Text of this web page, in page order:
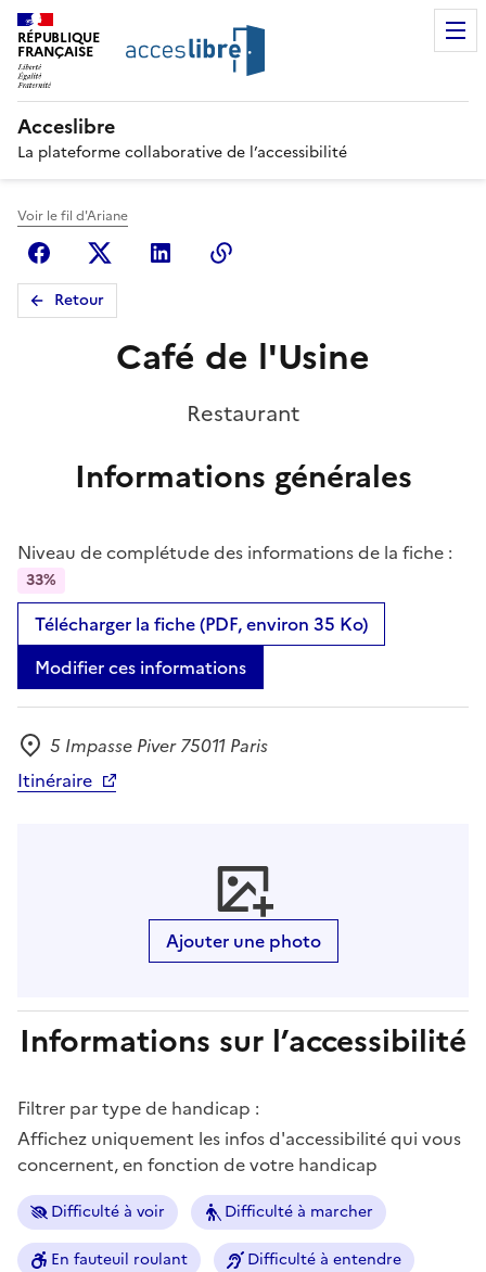
RÉPUBLIQUE
FRANÇAISE
Acceslibre
La plateforme collaborative de l’accessibilité
Voir le fil d'Ariane
FacebookX (anciennement Twitter)
Linkedin
Retour
Café de l'Usine
Restaurant
Informations générales
Niveau de complétude des informations de la fiche :
33%
Télécharger la fiche (PDF, environ 35 Ko)
Modifier ces informations
Adresse
5 Impasse Piver 75011 Paris
Itinéraire
Ajouter une photo
Informations sur l’accessibilité
Filtrer par type de handicap :
Affichez uniquement les infos d'accessibilité qui vous
concernent, en fonction de votre handicap
Difficulté à voir Difficulté à marcher
En fauteuil roulant Difficulté à entendre